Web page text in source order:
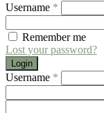
Username *
Remember me
Lost your password?
Login
Username *